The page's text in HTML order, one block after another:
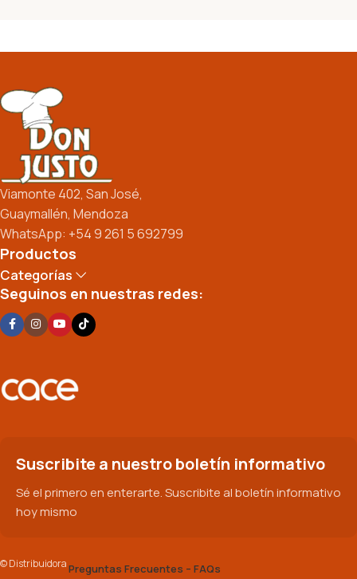
Viamonte 402, San José,
Guaymallén, Mendoza
WhatsApp: +54 9 261 5 692799
Productos
Categorías
Seguinos en nuestras redes:
Suscribite a nuestro boletín informativo
Sé el primero en enterarte. Suscribite al boletín informativo
hoy mismo
© DistribuidoraPreguntas Frecuentes – FAQs